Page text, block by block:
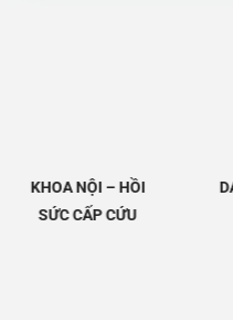
KHOA NỘI – HỒI
SỨC CẤP CỨU